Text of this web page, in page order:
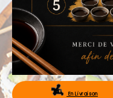
VOS AVIS
MENTIONS LÉGALES
C.G.V
RÉSERVATIONEn Livraison